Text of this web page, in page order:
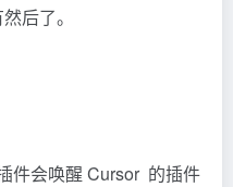
后了。
件会唤醒 Cursor 的插件